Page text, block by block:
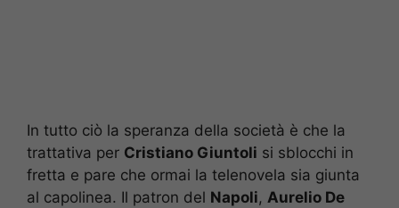
In tutto ciò la speranza della società è che la
trattativa per Cristiano Giuntoli si sblocchi in
fretta e pare che ormai la telenovela sia giunta
al capolinea. Il patron del Napoli, Aurelio De